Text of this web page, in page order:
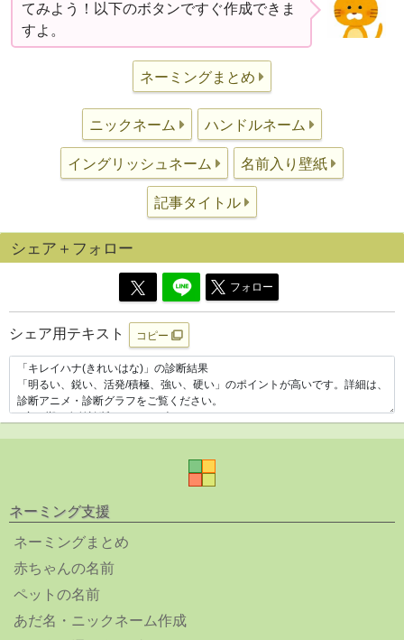
てみよう！以下のボタンですぐ作成できま
すよ。
ネーミングまとめ
ニックネーム ハンドルネーム
イングリッシュネーム 名前入り壁紙
記事タイトル
シェア＋フォロー
フォロー
シェア用テキスト コピー
ネーミング支援
ネーミングまとめ
赤ちゃんの名前
ペットの名前
あだ名・ニックネーム作成